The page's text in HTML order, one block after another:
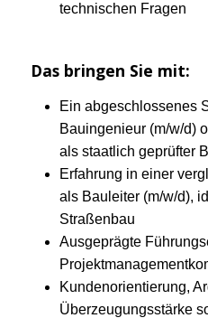
technischen Fragen
Das bringen Sie mit:
Ein abgeschlossenes
Bauingenieur (m/w/d)
als staatlich geprüfter
Erfahrung in einer
als Bauleiter (m/w/d),
Straßenbau
Ausgeprägte
Kundenorientierung,
Überzeugungsstärke